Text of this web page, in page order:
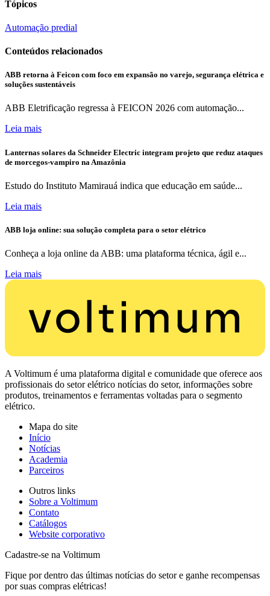
Tópicos
Automação predial
Conteúdos relacionados
ABB retorna à Feicon com foco em expansão no varejo, segurança elétrica e
soluções sustentáveis
ABB Eletrificação regressa à FEICON 2026 com automação...
Leia mais
Lanternas solares da Schneider Electric integram projeto que reduz ataques
de morcegos-vampiro na Amazônia
Estudo do Instituto Mamirauá indica que educação em saúde...
Leia mais
ABB loja online: sua solução completa para o setor elétrico
Conheça a loja online da ABB: uma plataforma técnica, ágil e...
Leia mais
A Voltimum é uma plataforma digital e comunidade que oferece aos
profissionais do setor elétrico notícias do setor, informações sobre
produtos, treinamentos e ferramentas voltadas para o segmento
elétrico.
Mapa do site
Início
Notícias
Academia
Parceiros
Outros links
Sobre a Voltimum
Contato
Catálogos
Website corporativo
Cadastre-se na Voltimum
Fique por dentro das últimas notícias do setor e ganhe recompensas
por suas compras elétricas!